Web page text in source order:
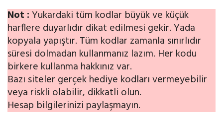
Not :Yukardaki tüm kodlar büyük ve küçük
harflere duyarlıdır dikat edilmesi gekir. Yada
kopyala yapıştır. Tüm kodlar zamanla sınırlıdır
süresi dolmadan kullanmanız lazım. Her kodu
birkere kullanma hakkınız var.
Bazı siteler gerçek hediye kodları vermeyebilir
veya riskli olabilir, dikkatli olun.
Hesap bilgilerinizi paylaşmayın.